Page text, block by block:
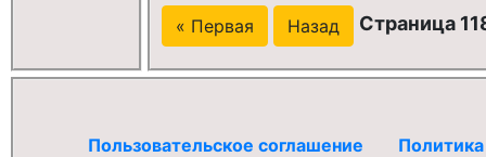
« Первая Назад Страница
Пользовательское соглашение